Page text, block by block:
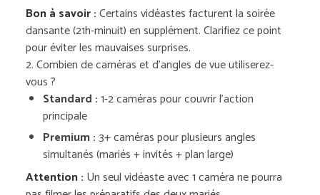
Bon à savoir :Certains vidéastes facturent la soirée
dansante (21h-minuit) en supplément. Clarifiez ce point
pour éviter les mauvaises surprises.
2. Combien de caméras et d’angles de vue utiliserez-
vous ?
Standard :1-2 caméras pour couvrir l’action
principale
Premium :3+ caméras pour plusieurs angles
simultanés (mariés + invités + plan large)
Attention : Un seul vidéaste avec 1 caméra ne pourra